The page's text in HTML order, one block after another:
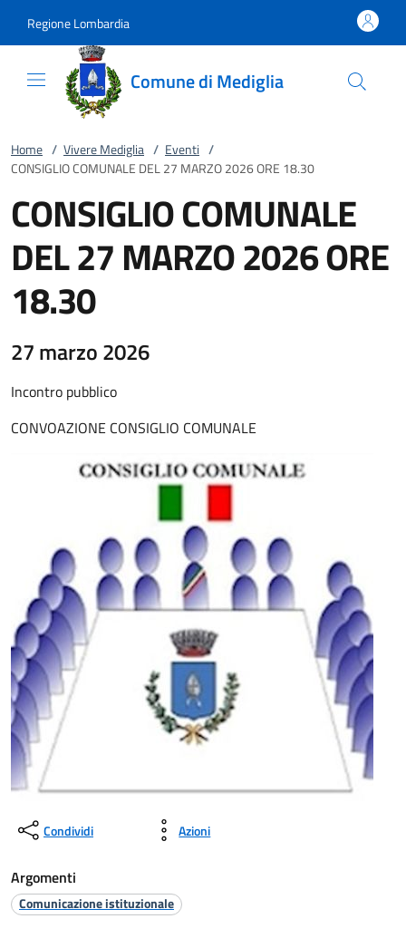
Regione Lombardia
Comune di Mediglia
Home / Vivere Mediglia / Eventi /
CONSIGLIO COMUNALE DEL 27 MARZO 2026 ORE 18.30
CONSIGLIO COMUNALE
DEL 27 MARZO 2026 ORE
18.30
27 marzo 2026
Incontro pubblico
CONVOAZIONE CONSIGLIO COMUNALE
Condividi Azioni
Argomenti
Comunicazione istituzionale